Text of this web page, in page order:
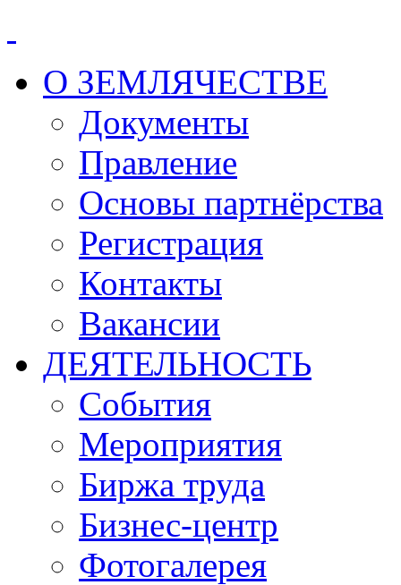
О ЗЕМЛЯЧЕСТВЕ
Документы
Правление
Основы партнёрства
Регистрация
Контакты
Вакансии
ДЕЯТЕЛЬНОСТЬ
События
Мероприятия
Биржа труда
Бизнес-центр
Фотогалерея